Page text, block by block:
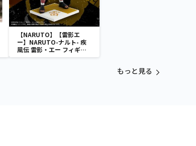
【NARUTO】【雷影エ
ー】NARUTO-ナルト- 疾
風伝 雷影・エー フィギュ
ア～五影集結…!!～
もっと見る